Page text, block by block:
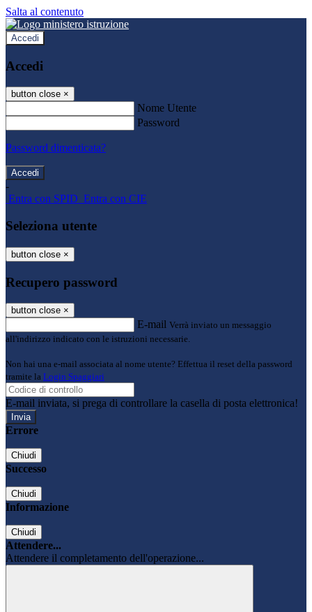
Salta al contenuto
Accedi
Accedi
button close ×
Nome Utente
Password
Password dimenticata?
-
Entra con SPID Entra con CIE
Seleziona utente
button close ×
Recupero password
button close ×
E-mail Verrà inviato un messaggio
all'indirizzo indicato con le istruzioni necessarie.
Non hai una e-mail associata al nome utente? Effettua il reset della password
tramite la Login Spaggiari
E-mail inviata, si prega di controllare la casella di posta elettronica!
Errore
Chiudi
Successo
Chiudi
Informazione
Chiudi
Attendere...
Attendere il completamento dell'operazione...